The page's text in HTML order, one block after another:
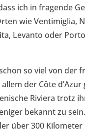
ich in fragende
wie Ventimiglia,
Levanto oder
so viel von der
der Côte
Riviera trotz
bekannt zu
über 300 Kilometer